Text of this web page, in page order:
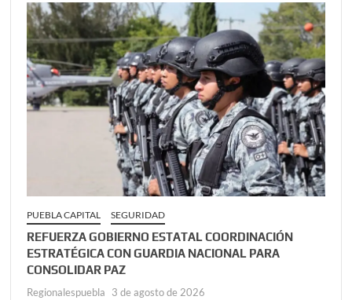
PUEBLA CAPITAL SEGURIDAD
REFUERZA GOBIERNO ESTATAL COORDINACIÓN
ESTRATÉGICA CON GUARDIA NACIONAL PARA
CONSOLIDAR PAZ
Regionalespuebla 3 de agosto de 2026